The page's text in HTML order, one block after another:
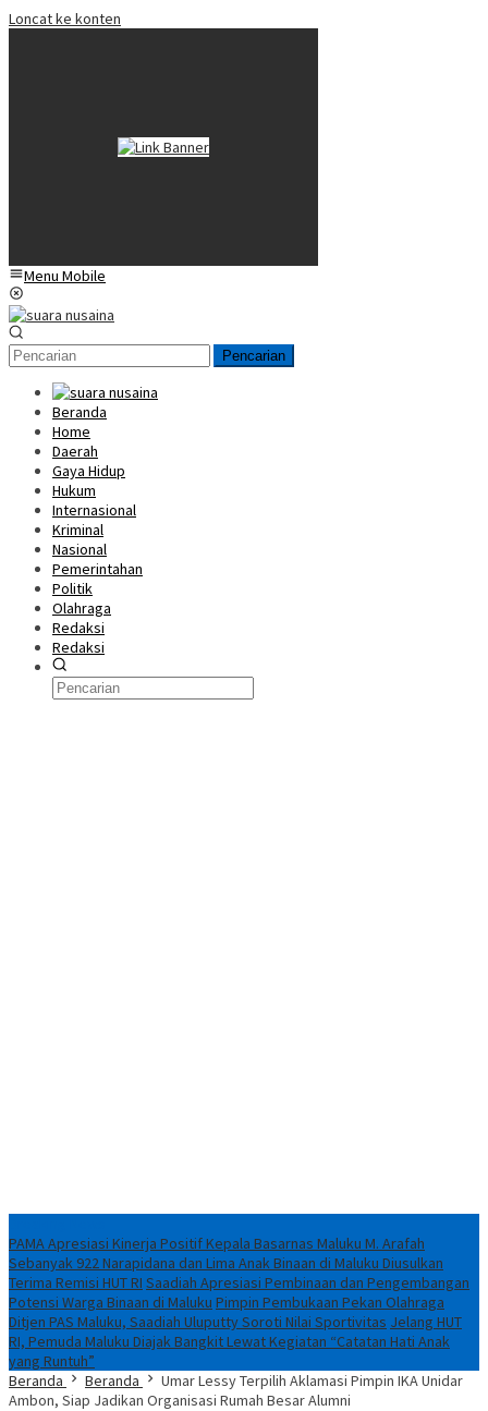
Loncat ke konten
Menu Mobile
Pencarian
Beranda
Home
Daerah
Gaya Hidup
Hukum
Internasional
Kriminal
Nasional
Pemerintahan
Politik
Olahraga
Redaksi
Redaksi
PAMA Apresiasi Kinerja Positif Kepala Basarnas Maluku M. Arafah
Sebanyak 922 Narapidana dan Lima Anak Binaan di Maluku Diusulkan
Terima Remisi HUT RI Saadiah Apresiasi Pembinaan dan Pengembangan
Potensi Warga Binaan di Maluku Pimpin Pembukaan Pekan Olahraga
Ditjen PAS Maluku, Saadiah Uluputty Soroti Nilai Sportivitas Jelang HUT
RI, Pemuda Maluku Diajak Bangkit Lewat Kegiatan “Catatan Hati Anak
yang Runtuh”
Beranda
Beranda
Umar Lessy Terpilih Aklamasi Pimpin IKA Unidar
Ambon, Siap Jadikan Organisasi Rumah Besar Alumni